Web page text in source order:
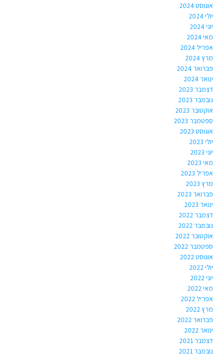
אוגוסט 2024
יולי 2024
יוני 2024
מאי 2024
אפריל 2024
מרץ 2024
פברואר 2024
ינואר 2024
דצמבר 2023
נובמבר 2023
אוקטובר 2023
ספטמבר 2023
אוגוסט 2023
יולי 2023
יוני 2023
מאי 2023
אפריל 2023
מרץ 2023
פברואר 2023
ינואר 2023
דצמבר 2022
נובמבר 2022
אוקטובר 2022
ספטמבר 2022
אוגוסט 2022
יולי 2022
יוני 2022
מאי 2022
אפריל 2022
מרץ 2022
פברואר 2022
ינואר 2022
דצמבר 2021
נובמבר 2021